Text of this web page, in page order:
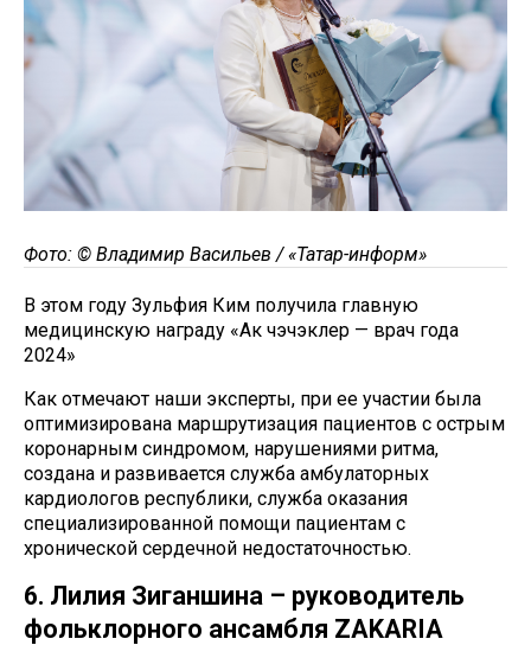
Фото: © Владимир Васильев / «Татар-информ»
В этом году Зульфия Ким получила главную
медицинскую награду «Ак чэчэклер — врач года
2024»
Как отмечают наши эксперты, при ее участии была
оптимизирована маршрутизация пациентов с острым
коронарным синдромом, нарушениями ритма,
создана и развивается служба амбулаторных
кардиологов республики, служба оказания
специализированной помощи пациентам с
хронической сердечной недостаточностью.
6. Лилия Зиганшина – руководитель
фольклорного ансамбля ZAKARIA